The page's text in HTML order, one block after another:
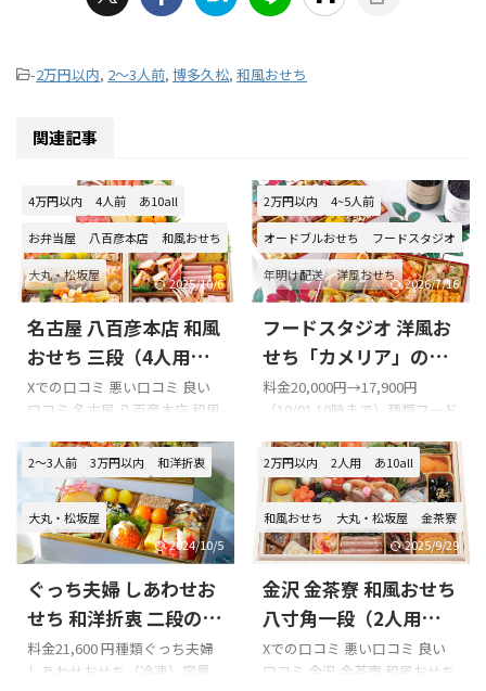
-2万円以内, 2～3人前, 博多久松, 和風おせち
関連記事
4万円以内 4人前 あ10all
お弁当屋 八百彦本店 和風おせち
大丸・松坂屋 2025/10/6
名古屋 八百彦本店 和風
おせち 三段（4人用）
の口コミをまとめてみ
ました!!!
Xでの口コミ 悪い口コミ 良い
口コミ 名古屋 八百彦本店 和風
際の参考に是非どうぞ!!! 「八百
彦本店」のXでの口コミ µFMエ
フエム鹿児島×南九州ファミ
リーマート様より八百彦本店
おせち三段重が当選しました
なんと27000円
ラ
ジオ番組での当選でした！豪
華なおせちが食べられて幸せ
ありがとうございました
...
2万円以内 4~5人前
オードブルおせち フードスタジオ
年明け配送 洋風おせち 2026/7/16
フードスタジオ 洋風お
せち「カメリア」の口
コミをまとめてみまし
た!!!
料金20,000円→17,900円
（10/01 10時まで）種類フード
節 御節 オードブル セット容量
4~5人前配送日12月28日～1月3
日 このページでは、フードス
タジオ 洋風おせち「カメリ
ア」の口コミを紹介します。 X
での口コミ フードスタジオ 洋
風おせち「カメリア」を購入
の際の参考に是非どうぞ!!! フー
リア」のXでの口コミ 口コミの
2～3人前 3万円以内 和洋折衷
大丸・松坂屋
2024/10/5
ぐっち夫婦 しあわせお
せち 和洋折衷 二段の口
コミをまとめてみまし
た!!!
料金21,600 円種類ぐっち夫婦
しあわせおせち（冷凍）容量
2万円以内 2人用 あ10all
和風おせち 大丸・松坂屋
金茶寮
2025/9/29
金沢 金茶寮 和風おせち
八寸角一段（2人用）の
口コミをまとめてみま
した!!!
Xでの口コミ 悪い口コミ 良い
口コミ 金沢 金茶寮 和風おせち